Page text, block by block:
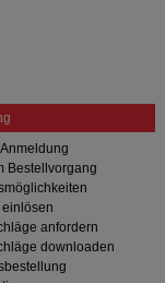
Bestellvorgang
anfordern
downloaden